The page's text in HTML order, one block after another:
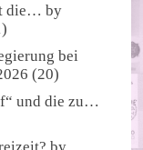
die… by
bei
(20)
und die zu…